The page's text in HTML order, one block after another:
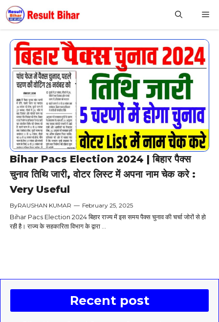
Skip
to
content
Bihar Pacs Election 2024 | बिहार पैक्स
चुनाव तिथि जारी, वोटर लिस्ट में अपना नाम चेक करे :
Very Useful
ByRAUSHAN KUMAR — February 25, 2025
Bihar Pacs Election 2024 बिहार राज्य में इस समय पैक्स चुनाव की चर्चा जोरों से हो
रही है। राज्य के सहकारिता विभाग के द्वारा ...
Recent post